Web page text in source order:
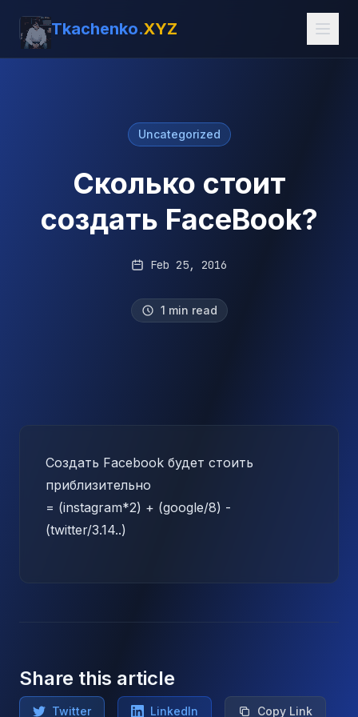
Tkachenko.XYZ
Uncategorized
Сколько стоит
создать FaceBook?
Feb 25, 2016
1 min read
Создать Facebook будет стоить
приблизительно
= (instagram*2) + (google/8) -
(twitter/3.14..)
Share this article
Twitter LinkedIn Copy Link